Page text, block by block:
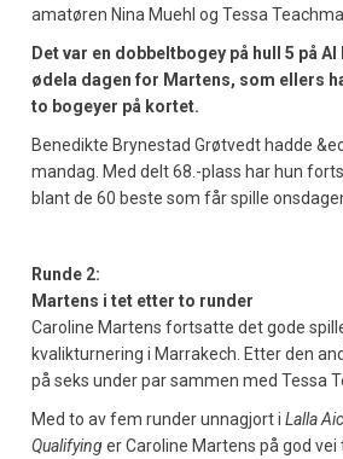
amatøren Nina Muehl og Tessa
Det var en dobbeltbogey på hull 5 på
ødela dagen for Martens, som ellers
to bogeyer på kortet.
Benedikte Brynestad Grøtvedt hadde
mandag. Med delt 68.-plass har hun
blant de 60 beste som får spille
Runde 2:
Martens i tet etter to runder
Caroline Martens fortsatte det gode
kvalikturnering i Marrakech. Etter den
på seks under par sammen med Tessa
Med to av fem runder unnagjort i Lalla
Qualifyinger Caroline Martens på god vei